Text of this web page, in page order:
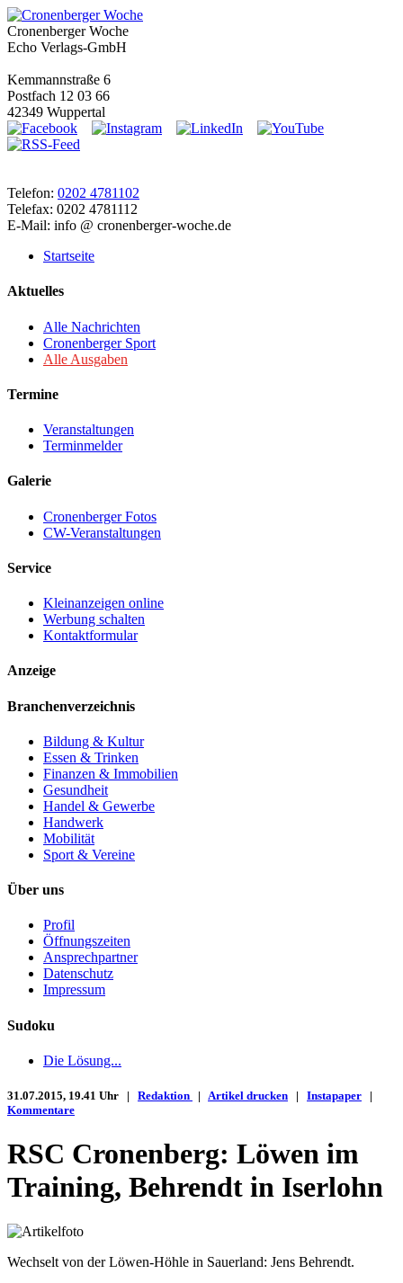
Cronenberger Woche
Echo Verlags-GmbH
Kemmannstraße 6
Postfach 12 03 66
42349 Wuppertal
Telefon: 0202 4781102
Telefax: 0202 4781112
E-Mail: info @ cronenberger-woche.de
Startseite
Aktuelles
Alle Nachrichten
Cronenberger Sport
Alle Ausgaben
Termine
Veranstaltungen
Terminmelder
Galerie
Cronenberger Fotos
CW-Veranstaltungen
Service
Kleinanzeigen online
Werbung schalten
Kontaktformular
Anzeige
Branchenverzeichnis
Bildung & Kultur
Essen & Trinken
Finanzen & Immobilien
Gesundheit
Handel & Gewerbe
Handwerk
Mobilität
Sport & Vereine
Über uns
Profil
Öffnungszeiten
Ansprechpartner
Datenschutz
Impressum
Sudoku
Die Lösung...
31.07.2015, 19.41 Uhr | Redaktion | Artikel drucken | Instapaper |
Kommentare
RSC Cronenberg: Löwen im
Training, Behrendt in Iserlohn
Wechselt von der Löwen-Höhle in Sauerland: Jens Behrendt.